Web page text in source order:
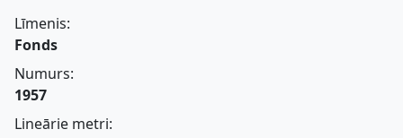
Līmenis:
Fonds
Numurs:
1957
Lineārie metri: